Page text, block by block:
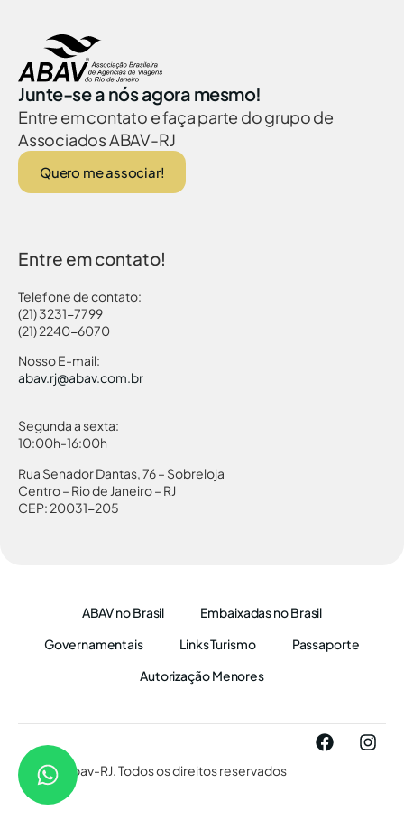
Junte-se a nós agora mesmo!
Entre em contato e faça parte do grupo de
Associados ABAV-RJ
Quero me associar!
Entre em contato!
Telefone de contato:
(21) 3231-7799
(21) 2240-6070
Nosso E-mail:
abav.rj@abav.com.br
Segunda a sexta:
10:00h-16:00h
Rua Senador Dantas, 76 – Sobreloja
Centro – Rio de Janeiro – RJ
CEP: 20031-205
ABAV no Brasil
Embaixadas no Brasil
Governamentais
Links Turismo
Passaporte
Autorização Menores
© 2026 Abav-RJ. Todos os direitos reservados